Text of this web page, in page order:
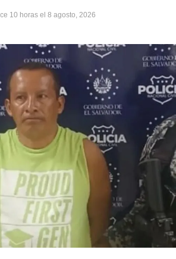
X
10 horas el 8 agosto, 2026